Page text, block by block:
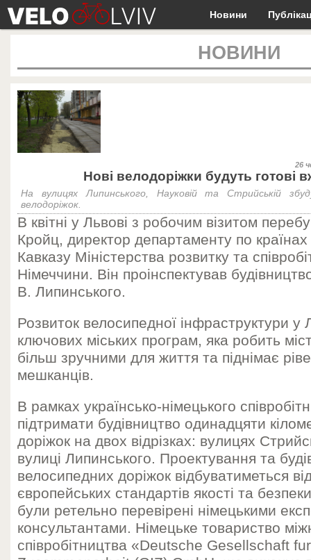
Новини
НОВИНИ
26
Нові велодоріжки будуть готові
На вулицях Липинського, Науковій та Стрийській
велодоріжок.
В квітні у Львові з робочим візитом
Кройц, директор департаменту по
Кавказу Міністерства розвитку та
Німеччини. Він проінспектував
В. Липинського.
Розвиток велосипедної інфраструктури у
ключових міських програм, яка робить
більш зручними для життя та піднімає
мешканців.
В рамках українсько-німецького
підтримати будівництво одинадцяти
доріжок на двох відрізках: вулицях
вулиці Липинського. Проектування та
велосипедних доріжок відбуватиметься
європейських стандартів якості та
були ретельно перевірені німецькими
консультантами. Німецьке товариство
співробітництва «Deutsche Gesellschaft